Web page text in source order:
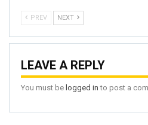
PREV NEXT
LEAVE A REPLY
You must be logged in to post a